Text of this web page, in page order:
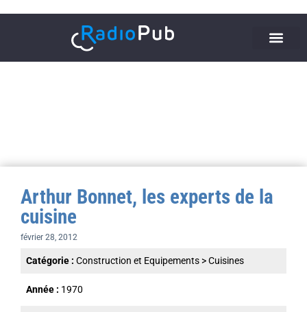
Arthur Bonnet, les experts de la
cuisine
février 28, 2012
Catégorie : Construction et Equipements >Cuisines
Année : 1970